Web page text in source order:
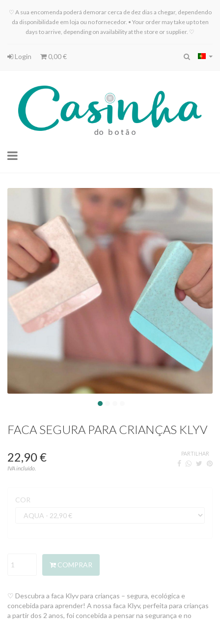
♡ A sua encomenda poderá demorar cerca de dez dias a chegar, dependendo
da disponibilidade em loja ou no fornecedor. • Your order may take up to ten
days to arrive, depending on availability at the store or supplier. ♡
Login 0,00 €
Toggle
FACA SEGURA PARA CRIANÇAS KLYV
22,90 €
IVA incluído.
PARTILHAR
COR
COMPRAR
♡ Descubra a faca Klyv para crianças – segura, ecológica e
concebida para aprender! A nossa faca Klyv, perfeita para crianças
a partir dos 2 anos, foi concebida a pensar na segurança e no